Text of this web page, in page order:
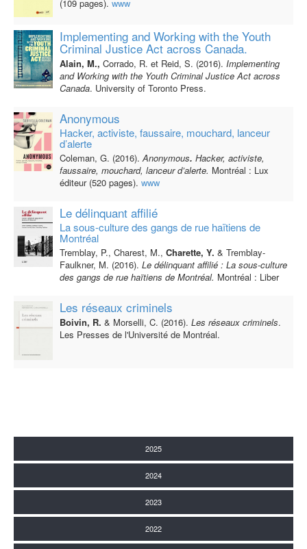
(109 pages). www
Implementing and Working with the Youth
Criminal Justice Act across Canada.
Alain, M., Corrado, R. et Reid, S. (2016). Implementing
and Working with the Youth Criminal Justice Act across
Canada. University of Toronto Press.
Anonymous
Hacker, activiste, faussaire, mouchard, lanceur
d’alerte
Coleman, G. (2016). Anonymous. Hacker, activiste,
faussaire, mouchard, lanceur d’alerte. Montréal : Lux
éditeur (520 pages). www
Le délinquant affilié
La sous-culture des gangs de rue haïtiens de
Montréal
Tremblay, P., Charest, M., Charette, Y. & Tremblay-
Faulkner, M. (2016). Le délinquant affilié : La sous-culture
des gangs de rue haïtiens de Montréal. Montréal : Liber
Les réseaux criminels
Boivin, R. & Morselli, C. (2016). Les réseaux criminels.
Les Presses de l'Université de Montréal.
2025
2024
2023
2022